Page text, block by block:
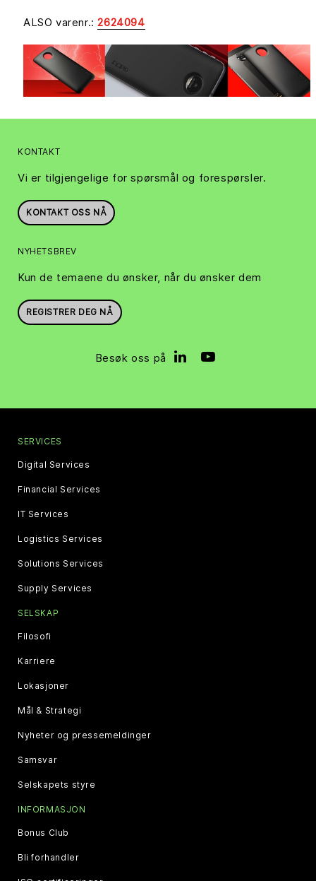
ALSO varenr.:2624094
KONTAKT
Vi er tilgjengelige for spørsmål og forespørsler.
KONTAKT OSS NÅ
NYHETSBREV
Kun de temaene du ønsker, når du ønsker dem
REGISTRER DEG NÅ
Besøk oss på
SERVICES
Digital Services
Financial Services
IT Services
Logistics Services
Solutions Services
Supply Services
SELSKAP
Filosofi
Karriere
Lokasjoner
Mål & Strategi
Nyheter og pressemeldinger
Samsvar
Selskapets styre
INFORMASJON
Bonus Club
Bli forhandler